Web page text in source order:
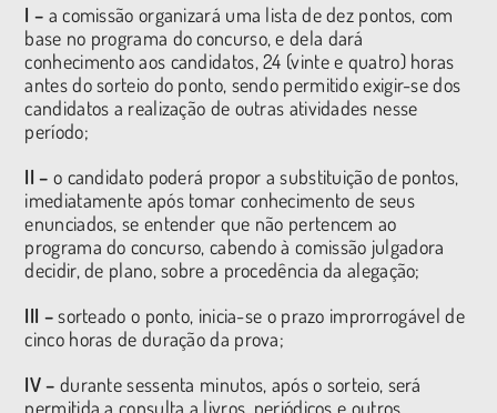
I – a comissão organizará uma lista de dez pontos, com
base no programa do concurso, e dela dará
conhecimento aos candidatos, 24 (vinte e quatro) horas
antes do sorteio do ponto, sendo permitido exigir-se dos
candidatos a realização de outras atividades nesse
período;
II – o candidato poderá propor a substituição de pontos,
imediatamente após tomar conhecimento de seus
enunciados, se entender que não pertencem ao
programa do concurso, cabendo à comissão julgadora
decidir, de plano, sobre a procedência da alegação;
III –sorteado o ponto, inicia-se o prazo improrrogável de
cinco horas de duração da prova;
IV – durante sessenta minutos, após o sorteio, será
permitida a consulta a livros, periódicos e outros